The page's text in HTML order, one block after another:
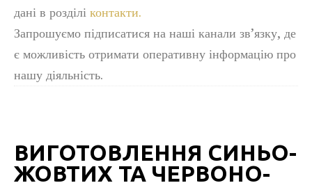
дані в розділі контакти.
Запрошуємо підписатися на наші канали зв’язку, де
є можливість отримати оперативну інформацію про
нашу діяльність.
ВИГОТОВЛЕННЯ СИНЬО-
ЖОВТИХ ТА ЧЕРВОНО-